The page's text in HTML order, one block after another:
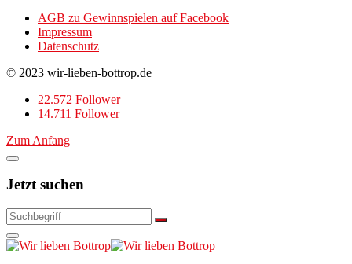
AGB zu Gewinnspielen auf Facebook
Impressum
Datenschutz
© 2023 wir-lieben-bottrop.de
22.572 Follower
14.711 Follower
Zum Anfang
Jetzt suchen